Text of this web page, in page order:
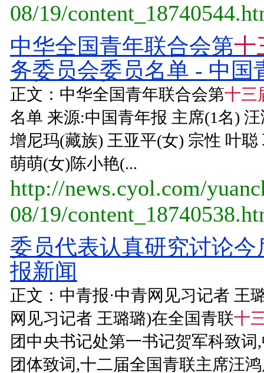
08/19/
中华全国青年联合会第十
务委员会委员名单 - 中国
正文：中华全国青年联合会第十三
名单 来源:中国青年报 主席(1名)
增尼玛(藏族) 王亚平(女) 宗性 叶
萌萌(女)陈小艳(...
http://news.cyol.com/
08/19/
委员代表认真研究讨论
报新闻
正文：中青报·中青网见习记者 王
网见习记者 王璐璐)在全国青联十
团中央书记处第一书记贺军科致
团体致词,十二届全国青联主席汪